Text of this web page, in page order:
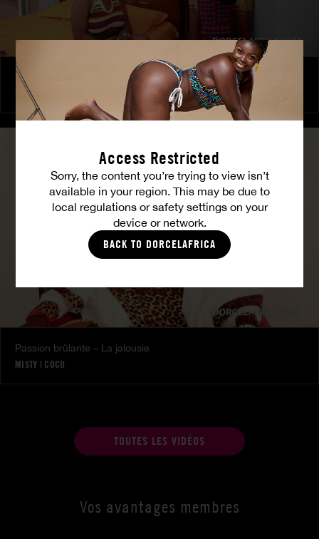
Access Restricted
Sorry, the content you’re trying to view isn’t
available in your region. This may be due to
local regulations or safety settings on your
device or network.
BACK TO DORCELAFRICA
Le Club des Affranchis – Jeux de pouvoir
COCO
Passion brûlante – La jalousie
MISTY | COCO
TOUTES LES VIDÉOS
Vos avantages membres